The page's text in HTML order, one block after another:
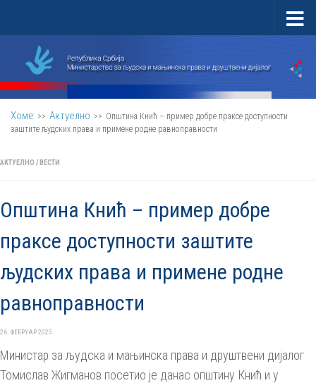
Хоме >> Актуелно >> Општина Кнић – пример добре праксе доступности
заштите људских права и примене родне равноправности
АКТУЕЛНО /ВЕСТИ
Општина Кнић – пример добре
праксе доступности заштите
људских права и примене родне
равноправности
26. ФЕБРУАР 2025.
Министар за људска и мањинска права и друштвени дијалог
Томислав Жигманов посетио је данас општину Кнић и у